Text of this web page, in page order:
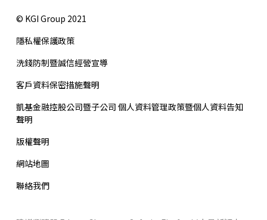
© KGI Group 2021
隱私權保護政策
洗錢防制暨誠信經營宣導
客戶資料保密措施聲明
凱基金融控股公司暨子公司 個人資料管理政策暨個人資料告知
聲明
版權聲明
網站地圖
聯絡我們